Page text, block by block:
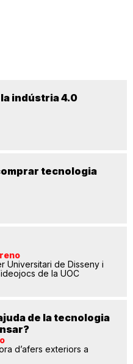
indústria 4.0
tecnologia
Universitari de Disseny i
de la UOC
de la tecnologia
d’afers exteriors a